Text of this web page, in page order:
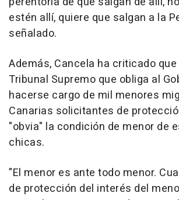
estén allí, quiere que salgan a la
señalado.
Además, Cancela ha criticado
Tribunal Supremo que obliga al
hacerse cargo de mil menores
Canarias solicitantes de
"obvia" la condición de menor de
chicas.
"El menor es ante todo menor.
de protección del interés del